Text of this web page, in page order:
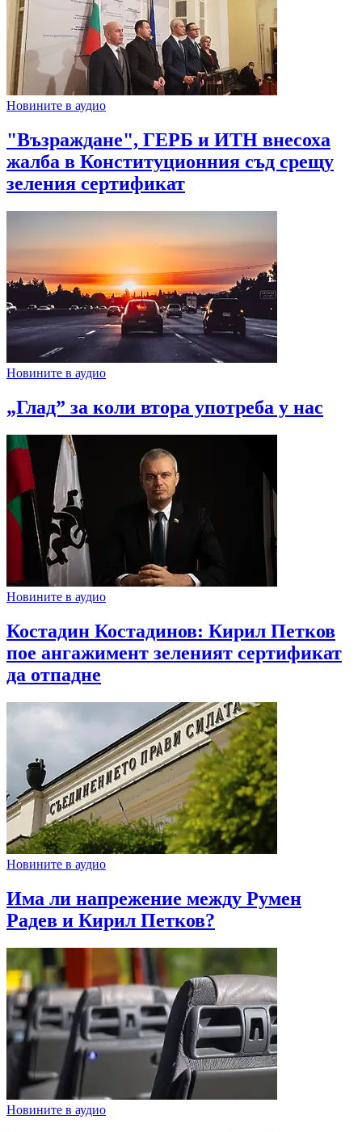
Новините в аудио
"Възраждане", ГЕРБ и ИТН внесоха
жалба в Конституционния съд срещу
зеления сертификат
Новините в аудио
„Глад” за коли втора употреба у нас
Новините в аудио
Костадин Костадинов: Кирил Петков
пое ангажимент зеленият сертификат
да отпадне
Новините в аудио
Има ли напрежение между Румен
Радев и Кирил Петков?
Новините в аудио